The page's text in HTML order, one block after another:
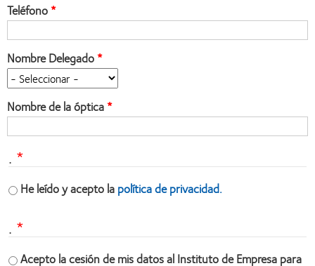
Teléfono
Nombre Delegado
Nombre de la óptica
.
He leído y acepto lapolítica de privacidad.
.
Acepto la cesión de mis datos al Instituto de Empresa para